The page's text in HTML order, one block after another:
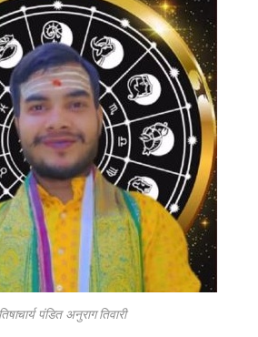
पंडित अनुराग तिवारी